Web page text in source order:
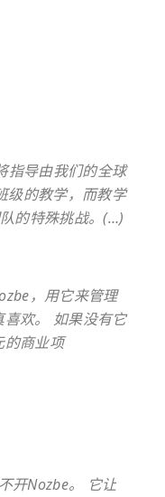
指导由我们的全球
级的教学，而教学
的特殊挑战。(…)
，用它来管理
欢。 如果没有它
的商业项
开Nozbe。 它让